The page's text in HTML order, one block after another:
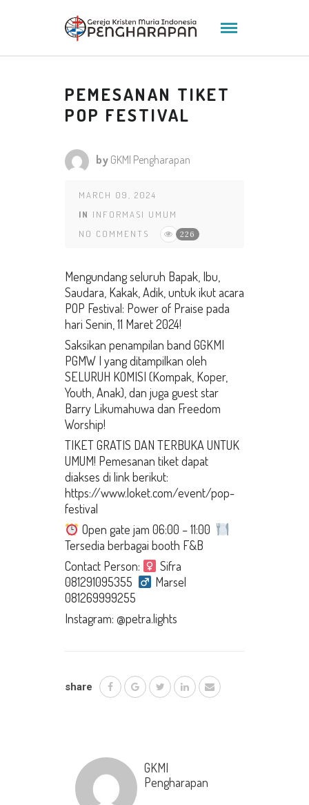
PEMESANAN TIKET
POP FESTIVAL
by GKMI Pengharapan
MARCH 09, 2024
IN INFORMASI UMUM
NO COMMENTS
226
Mengundang seluruh Bapak, Ibu,
Saudara, Kakak, Adik, untuk ikut acara
POP Festival: Power of Praise pada
hari Senin, 11 Maret 2024!
Saksikan penampilan band GGKMI
PGMW I yang ditampilkan oleh
SELURUH KOMISI (Kompak, Koper,
Youth, Anak), dan juga guest star
Barry Likumahuwa dan Freedom
Worship!
TIKET GRATIS DAN TERBUKA UNTUK
UMUM! Pemesanan tiket dapat
diakses di link berikut:
https://www.loket.com/event/pop-
festival
Open gate jam 06:00 – 11:00
Tersedia berbagai booth F&B
Contact Person:
Sifra
081291095355
Marsel
081269999255
Instagram: @petra.lights
share
GKMI
Pengharapan